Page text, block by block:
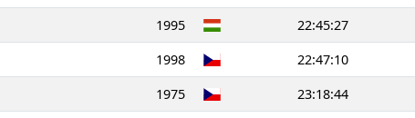
1995 22:45:27
1998 22:47:10
1975 23:18:44